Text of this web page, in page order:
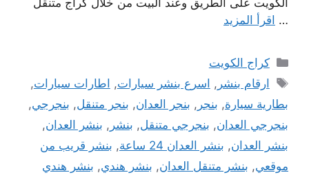
الكويت على الطريق وعند البيت من خلال كراج متنقل
… اقرأ المزيد
التصنيفات
كراج الكويت
الوسوم
ارقام بنشر , اسرع بنشر سيارات, اطارات سيارات,
بطارية سيارة, بنجر , بنجر العدان, بنجر متنقل, بنجرجي,
بنجرجي العدان, بنجرجي متنقل, بنشر , بنشر العدان,
بنشر العدان, بنشر العدان 24 ساعة , بنشر قريب من
موقعي, بنشر متنقل العدان, بنشر هندي, بنشر هندي